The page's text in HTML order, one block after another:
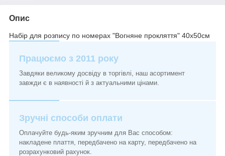
Опис
Набір для розпису по номерах "Вогняне прокляття" 40х50см
Працюємо з 2011 року
Завдяки великому досвіду в торгівлі, наш асортимент
завжди є в наявності й з актуальними цінами.
Зручні способи оплати
Оплачуйте будь-яким зручним для Вас способом:
накладене плаття, передбачено на карту, передбачено на
розрахунковий рахунок.